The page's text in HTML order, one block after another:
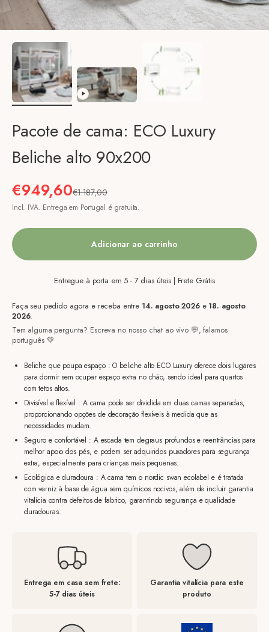
Pacote de cama: ECO Luxury
Beliche alto 90x200
Preço de venda
€949,60Preço normal
€1.187,00
Incl. IVA. Entrega em Portugal é gratuita.
Adicionar ao carrinho
Entregue à porta em 5 - 7 dias úteis | Frete Grátis
Faça seu pedido agora e receba entre 14. agosto 2026e 18. agosto
2026.
Tem alguma pergunta? Escreva no nosso chat ao vivo 💬, falamos
português 💚
Beliche que poupa espaço : O beliche alto ECO Luxury oferece dois lugares
para dormir sem ocupar espaço extra no chão, sendo ideal para quartos
com tetos altos.
Divisível e flexível : A cama pode ser dividida em duas camas separadas,
proporcionando opções de decoração flexíveis à medida que as
necessidades mudam.
Seguro e confortável : A escada tem degraus profundos e reentrâncias para
melhor apoio dos pés, e podem ser adquiridos puxadores para segurança
extra, especialmente para crianças mais pequenas.
Ecológica e duradoura : A cama tem o nordic swan ecolabel e é tratada
com verniz à base de água sem químicos nocivos, além de incluir garantia
vitalícia contra defeitos de fabrico, garantindo segurança e qualidade
duradouras.
Entrega em casa sem frete:
5-7 dias úteis
Garantia vitalícia para este
produto